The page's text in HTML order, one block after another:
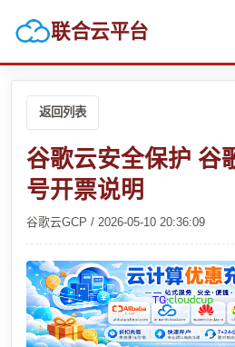
联合云平台
返回列表
谷歌云安全保护 谷
号开票说明
谷歌云GCP / 2026-05-10 20:36:09